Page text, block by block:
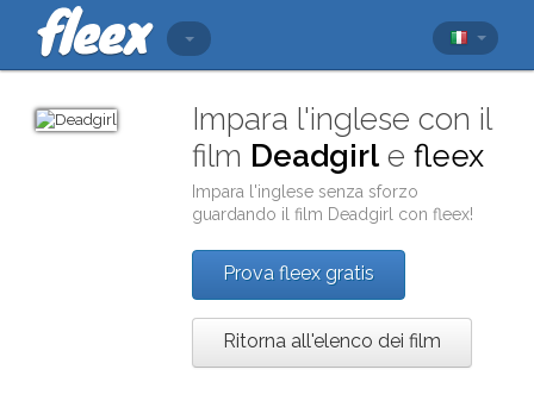
Impara l'inglese con il
film Deadgirl efleex
Impara l'inglese senza sforzo
guardando il film Deadgirl confleex!
Prova fleex gratis
Ritorna all'elenco dei film